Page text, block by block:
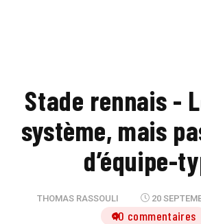
Stade rennais -
système, mais
d’équipe-
THOMAS RASSOULI 20
10 commentaires